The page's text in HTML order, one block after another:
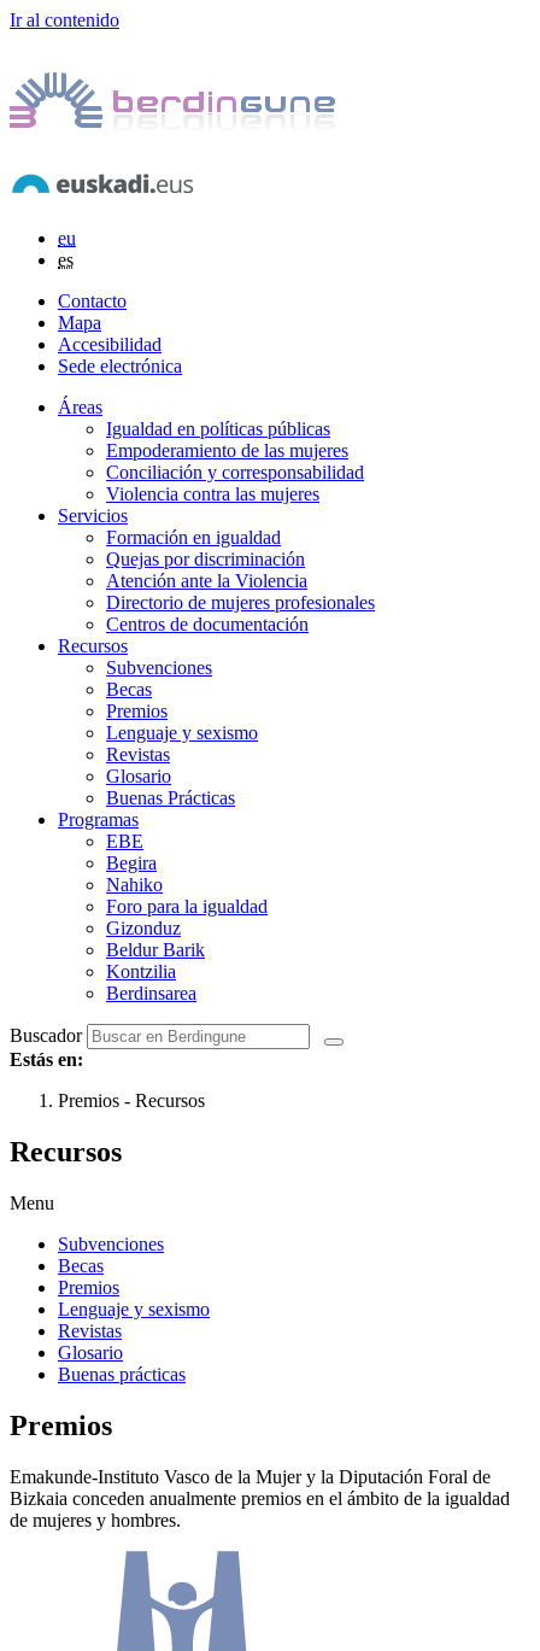
Ir al contenido
eu
es
Contacto
Mapa
Accesibilidad
Sede electrónica
Áreas
Igualdad en políticas públicas
Empoderamiento de las mujeres
Conciliación y corresponsabilidad
Violencia contra las mujeres
Servicios
Formación en igualdad
Quejas por discriminación
Atención ante la Violencia
Directorio de mujeres profesionales
Centros de documentación
Recursos
Subvenciones
Becas
Premios
Lenguaje y sexismo
Revistas
Glosario
Buenas Prácticas
Programas
EBE
Begira
Nahiko
Foro para la igualdad
Gizonduz
Beldur Barik
Kontzilia
Berdinsarea
Buscador
Estás en:
Premios - Recursos
Recursos
Menu
Subvenciones
Becas
Premios
Lenguaje y sexismo
Revistas
Glosario
Buenas prácticas
Premios
Emakunde-Instituto Vasco de la Mujer y la Diputación Foral de
Bizkaia conceden anualmente premios en el ámbito de la igualdad
de mujeres y hombres.